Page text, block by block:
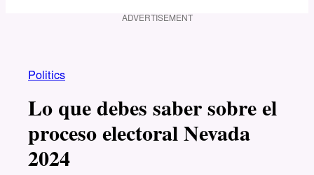
ADVERTISEMENT
Politics
Lo que debes saber sobre el
proceso electoral Nevada
2024